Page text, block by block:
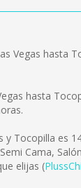
Vegas hasta
hasta
y Tocopilla es
Cama,
elijas (